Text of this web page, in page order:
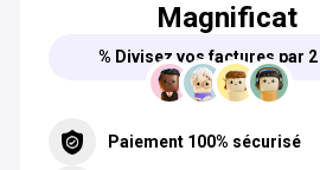
Magnificat
% Divisez vos factures par 2
Paiement 100% sécurisé